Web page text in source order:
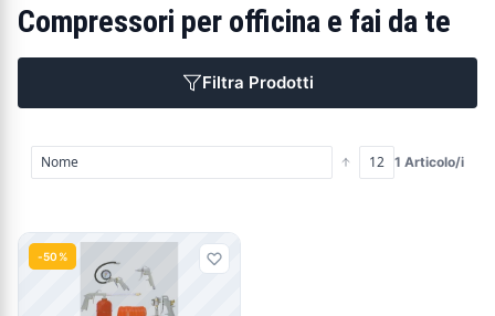
Compressori per officina e fai da te
Filtra Prodotti
1 Articolo/i
Prodotti
-50%